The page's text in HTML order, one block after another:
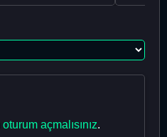
oturum açmalısınız.